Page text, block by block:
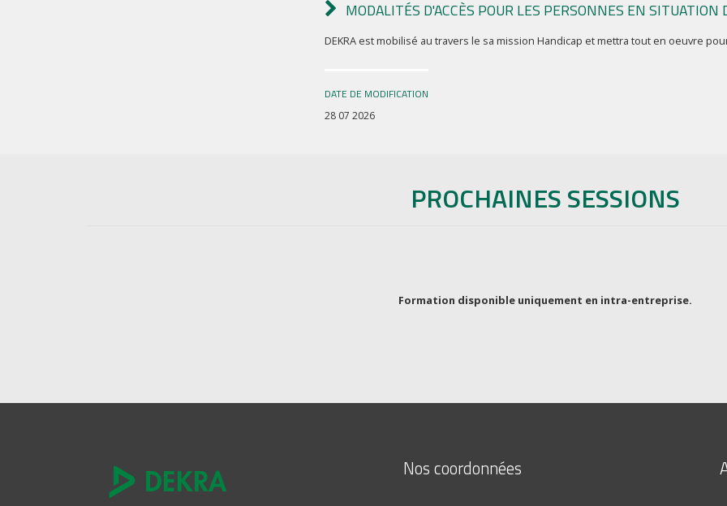
MODALITÉS D'ACCÈS POUR LES PERSONNES EN SITUATION
DEKRA est mobilisé au travers le sa mission Handicap et mettra tout en oeuvre
DATE DE MODIFICATION
28 07 2026
PROCHAINES SESSIONS
Formation disponible uniquement en intra-entreprise.
Nos coordonnées